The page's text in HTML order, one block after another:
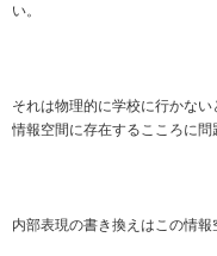
い。
それは物理的に学校に行かな
情報空間に存在するこころに問
内部表現の書き換えはこの情報